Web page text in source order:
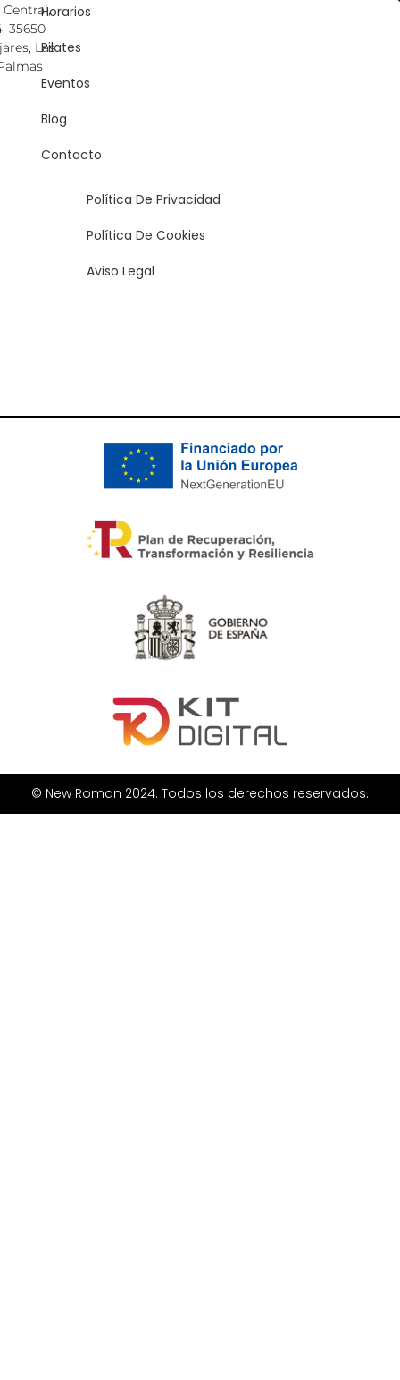
Horarios
Pilates
Eventos
Blog
Contacto
Política De Privacidad
Política De Cookies
Aviso Legal
Central,
35650
Las
© New Roman 2024. Todos los derechos reservados.